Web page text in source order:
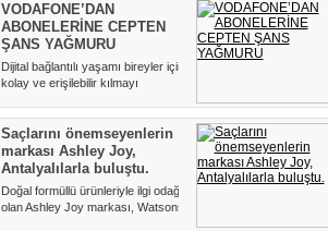
VODAFONE’DAN
ABONELERİNE CEPTEN
ŞANS YAĞMURU
Dijital bağlantılı yaşamı bireyler için
kolay ve erişilebilir kılmayı
Saçlarını önemseyenlerin
markası Ashley Joy,
Antalyalılarla buluştu.
Doğal formüllü ürünleriyle ilgi odağı
olan Ashley Joy markası, Watsons